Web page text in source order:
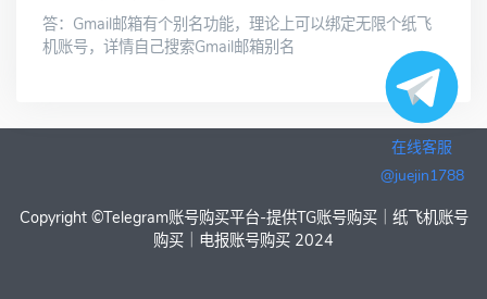
答：Gmail邮箱有个别名功能，理论上可以绑定无限个纸飞
机账号，详情自己搜索Gmail邮箱别名
在线客服
@juejin1788
Copyright ©Telegram账号购买平台-提供TG账号购买｜纸飞机账号
购买｜电报账号购买 2024